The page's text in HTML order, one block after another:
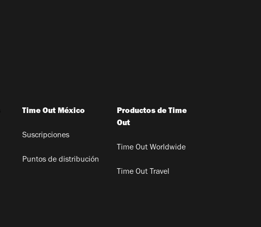
Time Out México
Suscripciones
Puntos de distribución
Productos de Time
Out
Time Out Worldwide
Time Out Travel